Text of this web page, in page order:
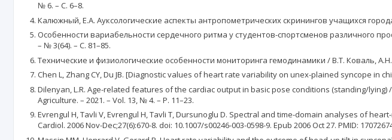
№ 6. – С. 6–8.
Калюжный, Е.А. Ауксологические аспекты антропометрических скринингов учащихся
Особенности вариабельности сердечного ритма у студентов-спортсменов различного
– № 3(64). – С. 81–85.
Технические и физиологические особенности мониторинга гемодинамики / В.Т. Коваль,
Chen L, Zhang CY, Du JB. [Diagnostic values of heart rate variability on unex-plained syncope in
Dilenyan, L.R. Age-related features of the cardiac output in basic pose conditions (standing/lying)
Agriculture. – 2021. – Vol. 13, № 4. – P. 11–23.
Evrengul H, Tavli V, Evrengul H, Tavli T, Dursunoglu D. Spectral and time-domain analyses of
Cardiol. 2006 Nov-Dec;27(6):670-8. doi: 10.1007/s00246-003-0598-9. Epub 2006 Oct 27. PMID: